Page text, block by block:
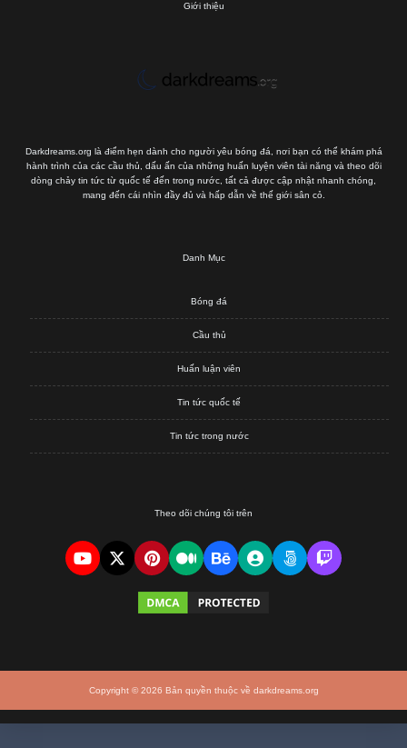
Giới thiệu
Darkdreams.org là điểm hẹn dành cho người yêu bóng đá, nơi bạn có thể khám phá
hành trình của các cầu thủ, dấu ấn của những huấn luyện viên tài năng và theo dõi
dòng chảy tin tức từ quốc tế đến trong nước, tất cả được cập nhật nhanh chóng,
mang đến cái nhìn đầy đủ và hấp dẫn về thế giới sân cỏ.
Danh Mục
Bóng đá
Cầu thủ
Huấn luận viên
Tin tức quốc tế
Tin tức trong nước
Theo dõi chúng tôi trên
Copyright © 2026 Bản quyền thuộc về darkdreams.org